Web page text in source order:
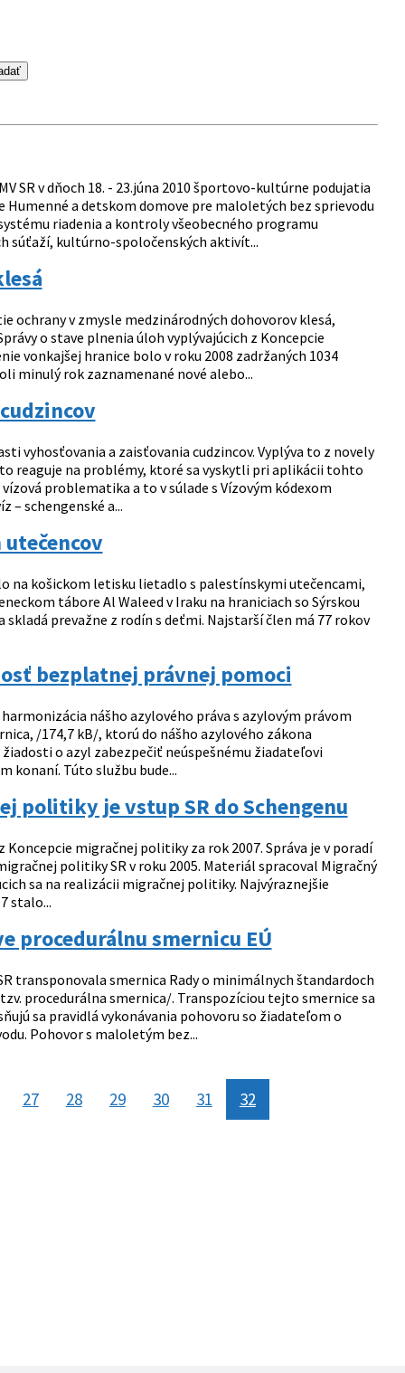
SR v dňoch 18. - 23.júna 2010 športovo-kultúrne podujatia
a detskom domove pre maloletých bez sprievodu
riadenia a kontroly všeobecného programu
súťaží, kultúrno-spoločenských aktivít...
ochrany v zmysle medzinárodných dohovorov klesá,
o stave plnenia úloh vyplývajúcich z Koncepcie
vonkajšej hranice bolo v roku 2008 zadržaných 1034
minulý rok zaznamenané nové alebo...
vyhosťovania a zaisťovania cudzincov. Vyplýva to z novely
reaguje na problémy, ktoré sa vyskytli pri aplikácii tohto
problematika a to v súlade s Vízovým kódexom
– schengenské a...
na košickom letisku lietadlo s palestínskymi utečencami,
tábore Al Waleed v Iraku na hraniciach so Sýrskou
prevažne z rodín s deťmi. Najstarší člen má 77 rokov
bezplatnej právnej pomoci
nášho azylového práva s azylovým právom
/174,7 kB/, ktorú do nášho azylového zákona
o azyl zabezpečiť neúspešnému žiadateľovi
konaní. Túto službu bude...
politiky je vstup SR do Schengenu
migračnej politiky za rok 2007. Správa je v poradí
politiky SR v roku 2005. Materiál spracoval Migračný
sa na realizácii migračnej politiky. Najvýraznejšie
stalo...
procedurálnu smernicu EÚ
transponovala smernica Rady o minimálnych štandardoch
procedurálna smernica/. Transpozíciou tejto smernice sa
sa pravidlá vykonávania pohovoru so žiadateľom o
Pohovor s maloletým bez...
27 28 29 30 31 32